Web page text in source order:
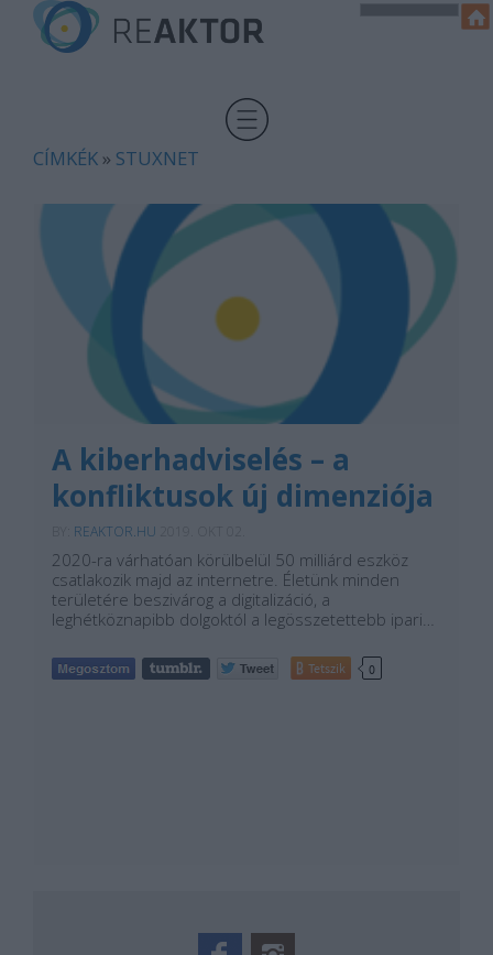
CÍMKÉK » STUXNET
A kiberhadviselés – a
konfliktusok új dimenziója
REAKTOR.HU
2020-ra várhatóan körülbelül 50 milliárd eszköz
csatlakozik majd az internetre. Életünk minden
területére beszivárog a digitalizáció, a
leghétköznapibb dolgoktól a legösszetettebb ipari…
Tetszik 0